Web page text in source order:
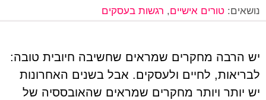
נושאים: טורים אישיים, רגשות בעסקים
יש הרבה מחקרים שמראים שחשיבה חיובית טובה:
לבריאות, לחיים ולעסקים. אבל בשנים האחרונות
יש יותר ויותר מחקרים שמראים שהאובססיה של